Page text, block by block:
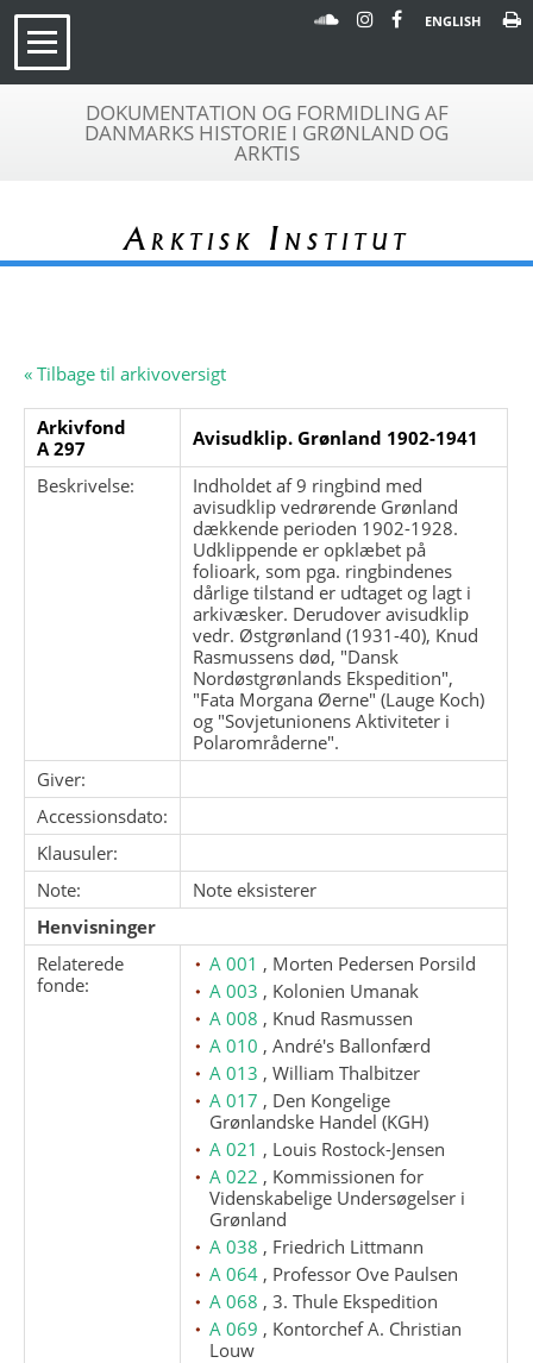
ENGLISH
DOKUMENTATION OG FORMIDLING AF
DANMARKS HISTORIE I GRØNLAND OG
ARKTIS
Arktisk Institut
« Tilbage til arkivoversigt
Arkivfond
A 297
Avisudklip. Grønland 1902-1941
Beskrivelse:
Indholdet af 9 ringbind med
avisudklip vedrørende Grønland
dækkende perioden 1902-1928.
Udklippende er opklæbet på
folioark, som pga. ringbindenes
dårlige tilstand er udtaget og lagt i
arkivæsker. Derudover avisudklip
vedr. Østgrønland (1931-40), Knud
Rasmussens død, "Dansk
Nordøstgrønlands Ekspedition",
"Fata Morgana Øerne" (Lauge Koch)
og "Sovjetunionens Aktiviteter i
Polarområderne".
Giver:
Accessionsdato:
Klausuler:
Note:
Note eksisterer
Henvisninger
Relaterede
fonde:
A 001 , Morten Pedersen Porsild
A 003 , Kolonien Umanak
A 008 , Knud Rasmussen
A 010 , André's Ballonfærd
A 013 , William Thalbitzer
A 017 , Den Kongelige
Grønlandske Handel (KGH)
A 021 , Louis Rostock-Jensen
A 022 , Kommissionen for
Videnskabelige Undersøgelser i
Grønland
A 038 , Friedrich Littmann
A 064 , Professor Ove Paulsen
A 068 , 3. Thule Ekspedition
A 069 , Kontorchef A. Christian
Louw